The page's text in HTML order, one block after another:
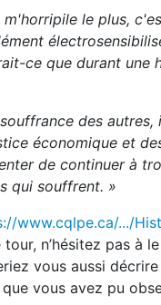
m'horripile le plus,
ce que durant
des
économique et
de continuer à
qui souffrent. »
www.cqlpe.ca/.../
n’hésitez pas à
vous aussi
vous avez pu